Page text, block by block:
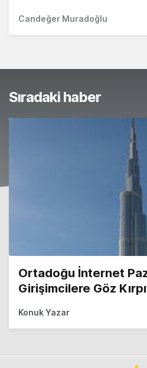
Candeğer Muradoğlu
Sıradaki haber
Ortadoğu İnternet
Girişimcilere Göz
Konuk Yazar